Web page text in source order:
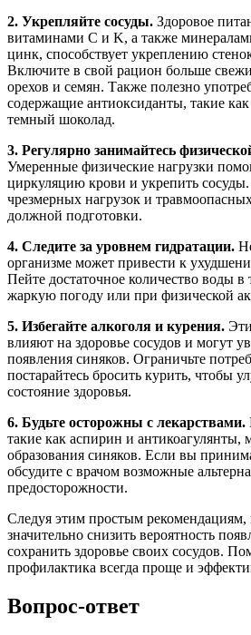
2. Укрепляйте сосуды. Здоровое
витаминами C и K, а также
цинк, способствует укреплению
Включите в свой рацион больше
орехов и семян. Также полезно
содержащие антиоксиданты, такие
темный шоколад.
3. Регулярно занимайтесь
Умеренные физические нагрузки
циркуляцию крови и укрепить
чрезмерных нагрузок и
должной подготовки.
4. Следите за уровнем гидратации.
организме может привести к
Пейте достаточное количество воды в
жаркую погоду или при физической
5. Избегайте алкоголя и курения.
влияют на здоровье сосудов и могут
появления синяков. Ограничьте
постарайтесь бросить курить, чтобы
состояние здоровья.
6. Будьте осторожны с лекарствами.
такие как аспирин и антикоагулянты,
образования синяков. Если вы
обсудите с врачом возможные
предосторожности.
Следуя этим простым
значительно снизить вероятность
сохранить здоровье своих сосудов.
профилактика всегда проще и
Вопрос-ответ